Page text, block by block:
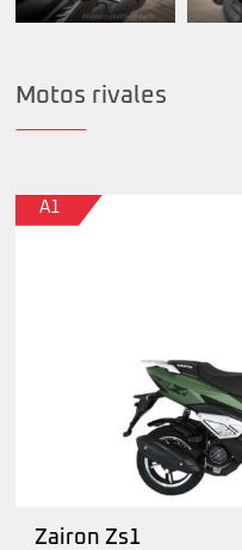
Motos rivales
A1
Zairon Zs1